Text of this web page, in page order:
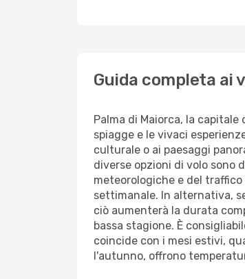
Guida completa ai
Palma di Maiorca, la
spiagge e le vivaci
culturale o ai paesaggi
diverse opzioni di volo sono
meteorologiche e del
settimanale. In alternativa,
ciò aumenterà la durata
bassa stagione. È
coincide con i mesi estivi,
l'autunno, offrono